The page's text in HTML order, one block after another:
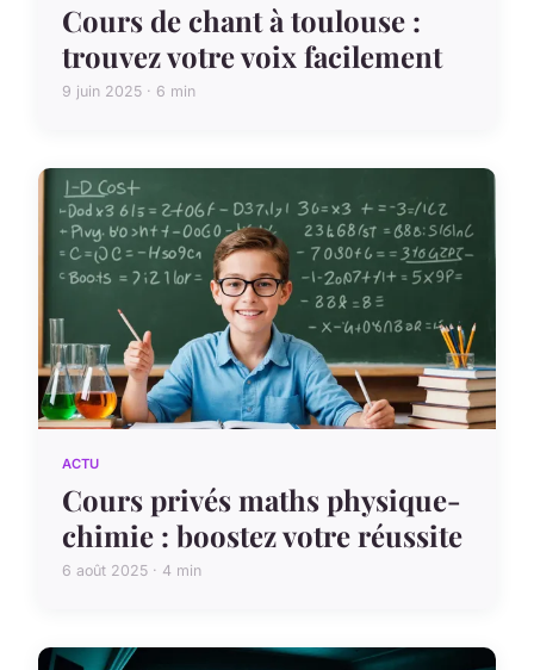
Cours de chant à toulouse :
trouvez votre voix facilement
9 juin 2025 · 6 min
ACTU
Cours privés maths physique-
chimie : boostez votre réussite
6 août 2025 · 4 min